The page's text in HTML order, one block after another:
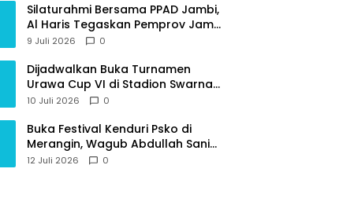
Silaturahmi Bersama PPAD Jambi,
Al Haris Tegaskan Pemprov Jambi
Terus Rangkul Para Purnawirawan
9 Juli 2026 0
Dijadwalkan Buka Turnamen
Urawa Cup VI di Stadion Swarna
Bhumi, Gubernur Al Haris Siap
10 Juli 2026 0
Buka Festival Kenduri Psko di
Merangin, Wagub Abdullah Sani
Ajak Generasi Muda Jaga Budaya
12 Juli 2026 0